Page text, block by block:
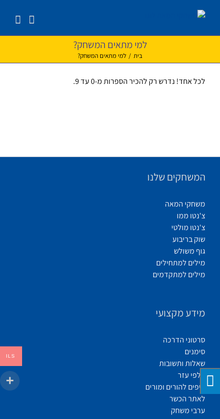
לתוכן
למי מתאים המשחק?
בית / למי מתאים המשחק?
לכל אחד! נדרש רק להכיר הספרות מ-0 עד 9.
המשחקים שלנו
משחקי המאה
צ'נטו ממו
צ'נטו מולטי
שוק בריבוע
גוף משולש
מילים למתחילים
מילים למתקדמים
מידע מקצועי
סרטוני הדרכה
סימנים
שאלות ותשובות
קלפי עזר
טיפים להורים ומורים
לאתר הכשר
ערבי משחק
ILS